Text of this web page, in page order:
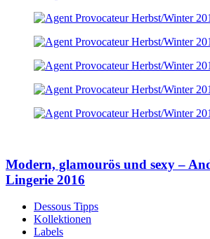
Modern, glamourös und sexy –
Lingerie 2016
Dessous Tipps
Kollektionen
Labels